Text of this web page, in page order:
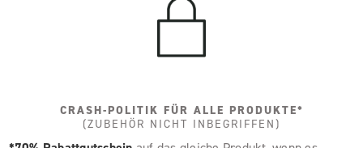
CRASH-POLITIK FÜR ALLE PRODUKTE*
(ZUBEHÖR NICHT INBEGRIFFEN)